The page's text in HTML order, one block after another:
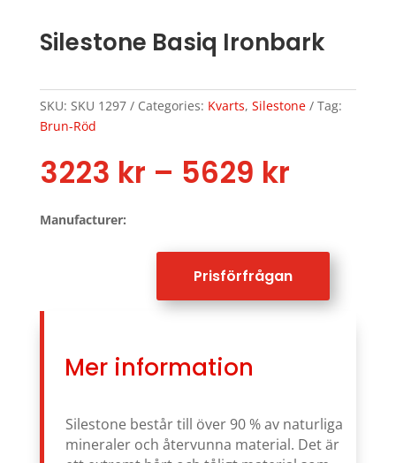
Silestone Basiq Ironbark
SKU: SKU 1297 Categories: Kvarts, Silestone
Tag:
Brun-Röd
3223 kr – 5629 krPrice
5629
Manufacturer:
Prisförfrågan
Mer information
Silestone består till över 90 % av naturliga
mineraler och återvunna material. Det är